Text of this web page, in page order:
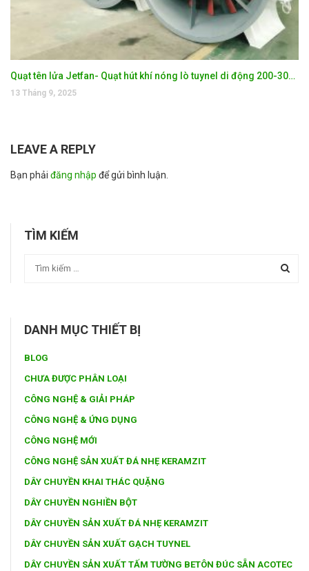
Quạt tên lửa Jetfan- Quạt hút khí nóng lò tuynel di động 200-300 độ.
13 Tháng 9, 2025
LEAVE A REPLY
Bạn phải đăng nhập để gửi bình luận.
TÌM KIẾM
DANH MỤC THIẾT BỊ
BLOG
CHƯA ĐƯỢC PHÂN LOẠI
CÔNG NGHỆ & GIẢI PHÁP
CÔNG NGHỆ & ỨNG DỤNG
CÔNG NGHỆ MỚI
CÔNG NGHỆ SẢN XUẤT ĐÁ NHẸ KERAMZIT
DÂY CHUYỀN KHAI THÁC QUẶNG
DÂY CHUYỀN NGHIỀN BỘT
DÂY CHUYỀN SẢN XUẤT ĐÁ NHẸ KERAMZIT
DÂY CHUYỀN SẢN XUẤT GẠCH TUYNEL
DÂY CHUYỀN SẢN XUẤT TẤM TƯỜNG BETÔN ĐÚC SẴN ACOTEC